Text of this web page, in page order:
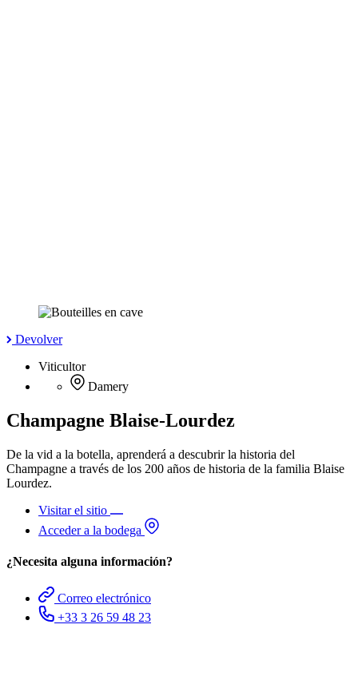
Devolver
Viticultor
Damery
Champagne Blaise-Lourdez
De la vid a la botella, aprenderá a descubrir la historia del
Champagne a través de los 200 años de historia de la familia Blaise
Lourdez.
Visitar el sitio
Acceder a la bodega
¿Necesita alguna información?
Correo electrónico
+33 3 26 59 48 23